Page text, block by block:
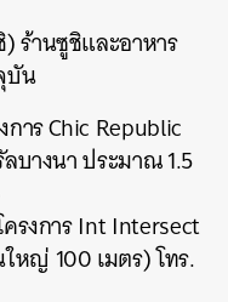
) ร้านซูชิและอาหาร
บัน
าร Chic Republic
บางนา ประมาณ 1.5
รงการ Int Intersect
หญ่ 100 เมตร) โทร.